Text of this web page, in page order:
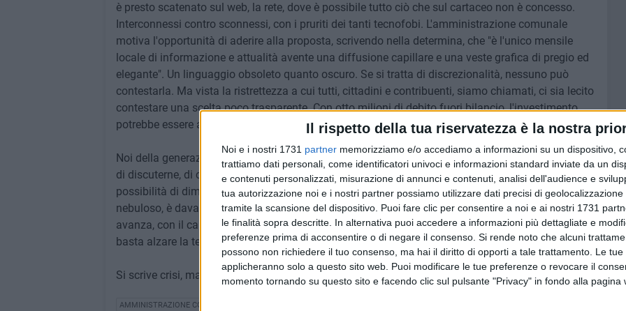
Il rispetto della tua riservatezza è la nostra
Noi e i nostri 1731 partner memorizziamo e/o accediamo a informazioni su un dispositivo,
trattiamo dati personali, come identificatori univoci e informazioni standard inviate da un
e contenuti personalizzati, misurazione di annunci e contenuti, analisi dell'audience e
tua autorizzazione noi e i nostri partner possiamo utilizzare dati precisi di
tramite la scansione del dispositivo. Puoi fare clic per consentire a noi e ai nostri 1731
le finalità sopra descritte. In alternativa puoi accedere a informazioni più dettagliate e
preferenze prima di acconsentire o di negare il consenso. Si rende noto che alcuni
possono non richiedere il tuo consenso, ma hai il diritto di opporti a tale trattamento. Le
applicheranno solo a questo sito web. Puoi modificare le tue preferenze o revocare il
momento tornando su questo sito e facendo clic sul pulsante "Privacy" in fondo alla pagina
è presto scatenato sul web, la rete, dove è possibile tutto ciò che sul cartaceo non è concesso.
Interconnessi contro sconnessi, con i pruriti dei tanti tecnofobi. L'amministrazione comunale
motiva l'opportunità di aderire alla proposta, scrivendo nella determina, che "è l'unico mensile
locale di informazione e attualità avente una diffusione capillare e una veste grafica di pregio ed
elegante". Un linguaggio obsoleto quanto oscuro. Se si tratta di discrezionalità, nessuno può
contestarla. Ma vista la ristrettezza a cui tutti, cittadini e contribuenti, siamo chiamati, ci sia lecito
contestare una scelta poco trasparente. Con otto milioni di debito fuori bilancio, l'investimento
potrebbe essere accessibile a tutti e gratuitamente, o almeno più low profile.
Noi della generazione "a testa bassa" non ci accontentiamo delle decisioni, ma abbiamo l'orgoglio
di discuterne, di confutarle se ne abbiamo gli argomenti, e soprattutto se ci viene data la
possibilità di dimostrarlo, smartphone o Olivetti, tablet o taccuino, che siano. L'orizzonte, pur se
nebuloso, è davanti a noi. Ma se la testa bassa è a mo' di "signorsì", è simbolo del vecchio che
avanza, con il capo chino verso cosa guardiamo? Chiediamocelo, la risposta è davanti a noi,
basta alzare la testa. Questo in Comune lo sanno?
Si scrive crisi, ma si legge dignità.
AMMINISTRAZIONE COMUNALE